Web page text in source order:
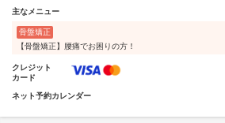
主なメニュー
骨盤矯正
【骨盤矯正】腰痛でお困りの方！
クレジット
カード
ネット予約カレンダー